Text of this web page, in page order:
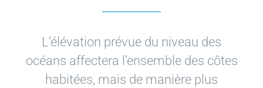
L’élévation prévue du niveau des
océans affectera l’ensemble des côtes
habitées, mais de manière plus